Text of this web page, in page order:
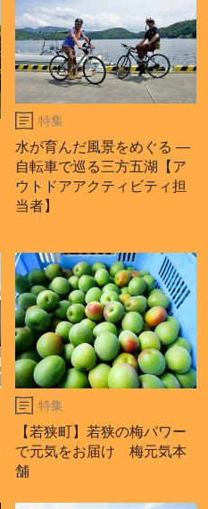
特集
水が育んだ風景をめぐる ―
自転車で巡る三方五湖【ア
ウトドアアクティビティ担
当者】
特集
【若狭町】若狭の梅パワー
で元気をお届け 梅元気本
舗